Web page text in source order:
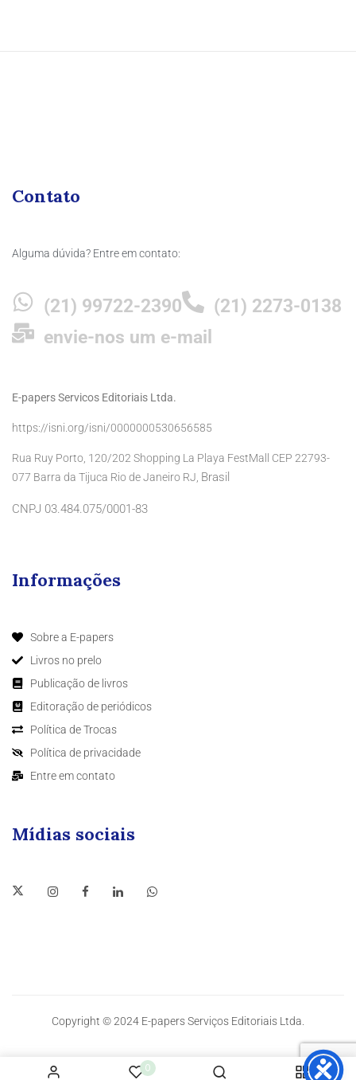
0
Contato
Alguma dúvida? Entre em contato:
(21) 99722-2390
(21) 2273-0138
envie-nos um e-mail
E-papers Servicos Editoriais Ltda.
https://isni.org/isni/0000000530656585
Rua Ruy Porto, 120/202 Shopping La Playa FestMall CEP 22793-
077 Barra da Tijuca Rio de Janeiro RJ, Brasil
CNPJ 03.484.075/0001-83
Informações
Sobre a E-papers
Livros no prelo
Publicação de livros
Editoração de periódicos
Política de Trocas
Política de privacidade
Entre em contato
Mídias sociais
Copyright © 2024 E-papers Serviços Editoriais Ltda.